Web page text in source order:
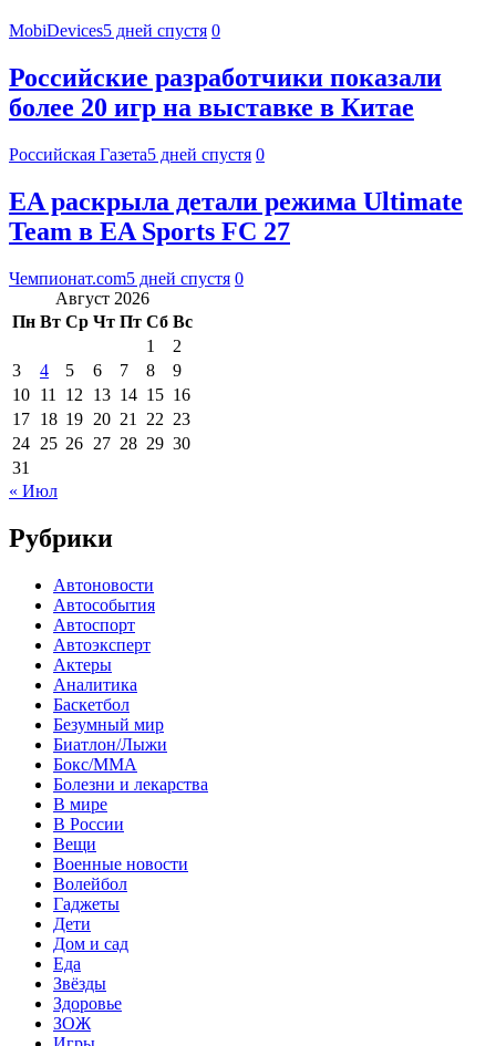
MobiDevices5 дней спустя 0
Российские разработчики показали
более 20 игр на выставке в Китае
Российская Газета5 дней спустя 0
EA раскрыла детали режима Ultimate
Team в EA Sports FC 27
Чемпионат.com5 дней спустя 0
Август 2026
Пн Вт Ср Чт Пт Сб Вс
1
2
3
4 5 6 7 8
9
10 11 12 13 14 15 16
17 18 19 20 21 22 23
24 25 26 27 28 29 30
31
« Июл
Рубрики
Автоновости
Автособытия
Автоспорт
Автоэксперт
Актеры
Аналитика
Баскетбол
Безумный мир
Биатлон/Лыжи
Бокс/MMA
Болезни и лекарства
В мире
В России
Вещи
Военные новости
Волейбол
Гаджеты
Дети
Дом и сад
Еда
Звёзды
Здоровье
ЗОЖ